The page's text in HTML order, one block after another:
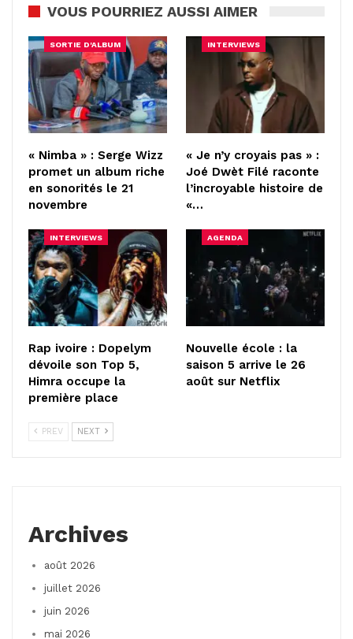
VOUS POURRIEZ AUSSI AIMER
SORTIE D'ALBUM
« Nimba » : Serge Wizz
promet un album riche
en sonorités le 21
novembre
INTERVIEWS
« Je n’y croyais pas » :
Joé Dwèt Filé raconte
l’incroyable histoire de
«…
INTERVIEWS
Rap ivoire : Dopelym
dévoile son Top 5,
Himra occupe la
première place
AGENDA
Nouvelle école : la
saison 5 arrive le 26
août sur Netflix
PREV NEXT
Archives
août 2026
juillet 2026
juin 2026
mai 2026